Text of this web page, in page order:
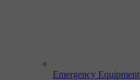
Emergency Equipment